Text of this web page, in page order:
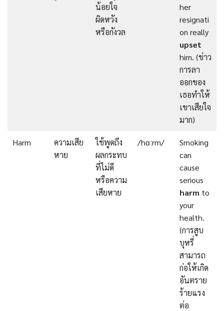
น้อยใจ
ผิดหวัง
หรือกังวล
her
resignati
on really
upset
him. (ข่าว
การลา
ออกของ
เธอทำให้
เขาเสียใจ
มาก)
Harm
ความเสีย
หาย
ใช้พูดถึง
ผลกระทบ
ที่ไม่ดี
หรือความ
เสียหาย
/hɑːrm/
Smoking
can
cause
serious
harm to
your
health.
(การสูบ
บุหรี่
สามารถ
ก่อให้เกิด
อันตราย
ร้ายแรง
ต่อ